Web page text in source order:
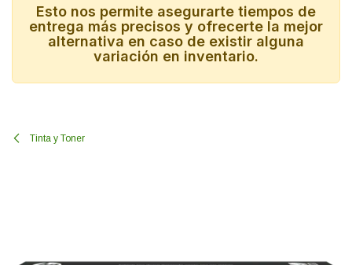
Esto nos permite asegurarte tiempos de
entrega más precisos y ofrecerte la mejor
alternativa en caso de existir alguna
variación en inventario.
Tinta y Toner